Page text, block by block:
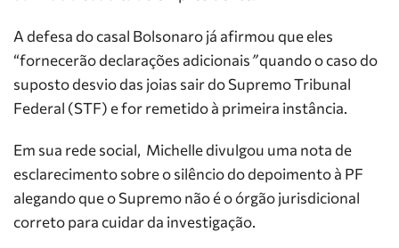
A defesa do casal Bolsonaro já afirmou que eles
“fornecerão declarações adicionais”quando o caso do
suposto desvio das joias sair do Supremo Tribunal
Federal (STF) e for remetido à primeira instância.
Em sua rede social, Michelle divulgou uma nota de
esclarecimento sobre o silêncio do depoimento à PF
alegando que o Supremo não é o órgão jurisdicional
correto para cuidar da investigação.